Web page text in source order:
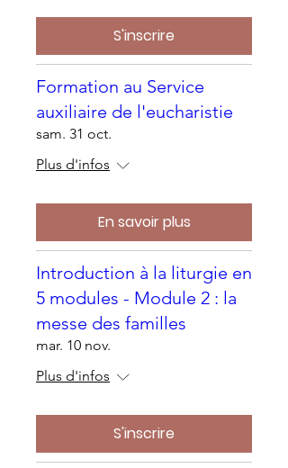
S'inscrire
Formation au Service
auxiliaire de l'eucharistie
sam. 31 oct.
Plus d'infos
En savoir plus
Introduction à la liturgie en
5 modules - Module 2 : la
messe des familles
mar. 10 nov.
Plus d'infos
S'inscrire